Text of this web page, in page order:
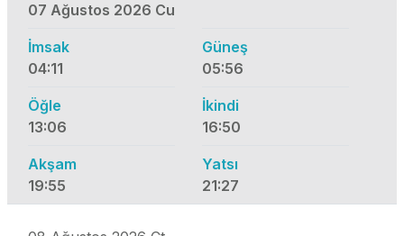
07 Ağustos 2026 Cu
İmsak
04:11
Güneş
05:56
Öğle
13:06
İkindi
16:50
Akşam
19:55
Yatsı
21:27